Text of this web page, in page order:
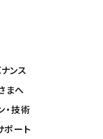
ンス
まへ
・技術
ポート